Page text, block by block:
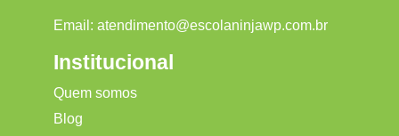
Email: atendimento@escolaninjawp.com.br
Institucional
Quem somos
Blog